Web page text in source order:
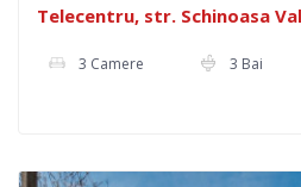
Telecentru, str. Schinoasa
3 Camere 3 Bai